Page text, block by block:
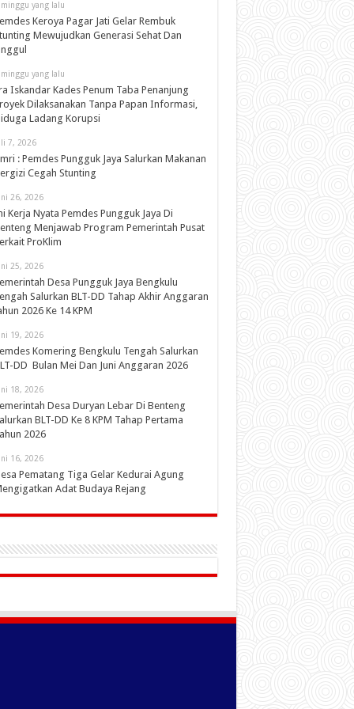
minggu yang lalu
Keroya Pagar Jati Gelar Rembuk
Mewujudkan Generasi Sehat Dan
yang lalu
Iskandar Kades Penum Taba Penanjung
Dilaksanakan Tanpa Papan Informasi,
Ladang Korupsi
7, 2026
: Pemdes Pungguk Jaya Salurkan Makanan
Cegah Stunting
26, 2026
Kerja Nyata Pemdes Pungguk Jaya Di
Menjawab Program Pemerintah Pusat
ProKlim
25, 2026
Desa Pungguk Jaya Bengkulu
Salurkan BLT-DD Tahap Akhir Anggaran
2026 Ke 14 KPM
19, 2026
Komering Bengkulu Tengah Salurkan
DD Bulan Mei Dan Juni Anggaran 2026
18, 2026
Desa Duryan Lebar Di Benteng
BLT-DD Ke 8 KPM Tahap Pertama
2026
16, 2026
Pematang Tiga Gelar Kedurai Agung
Adat Budaya Rejang